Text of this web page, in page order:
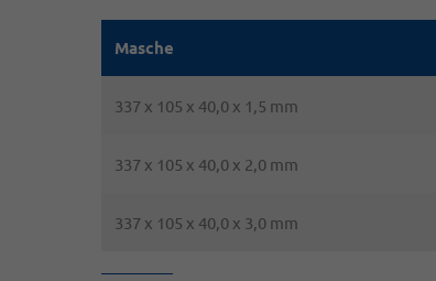
Masche
337 x 105 x 40,0 x 1,5 mm
337 x 105 x 40,0 x 2,0 mm
337 x 105 x 40,0 x 3,0 mm